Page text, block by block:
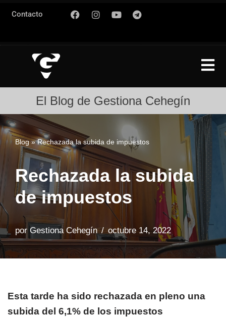
al
contenido
Contacto
El Blog de Gestiona Cehegín
Blog»Rechazada la subida de impuestos
Rechazada la subida
de impuestos
porGestiona Cehegín octubre 14, 2022
Esta tarde ha sido rechazada en pleno una
subida del 6,1% de los impuestos